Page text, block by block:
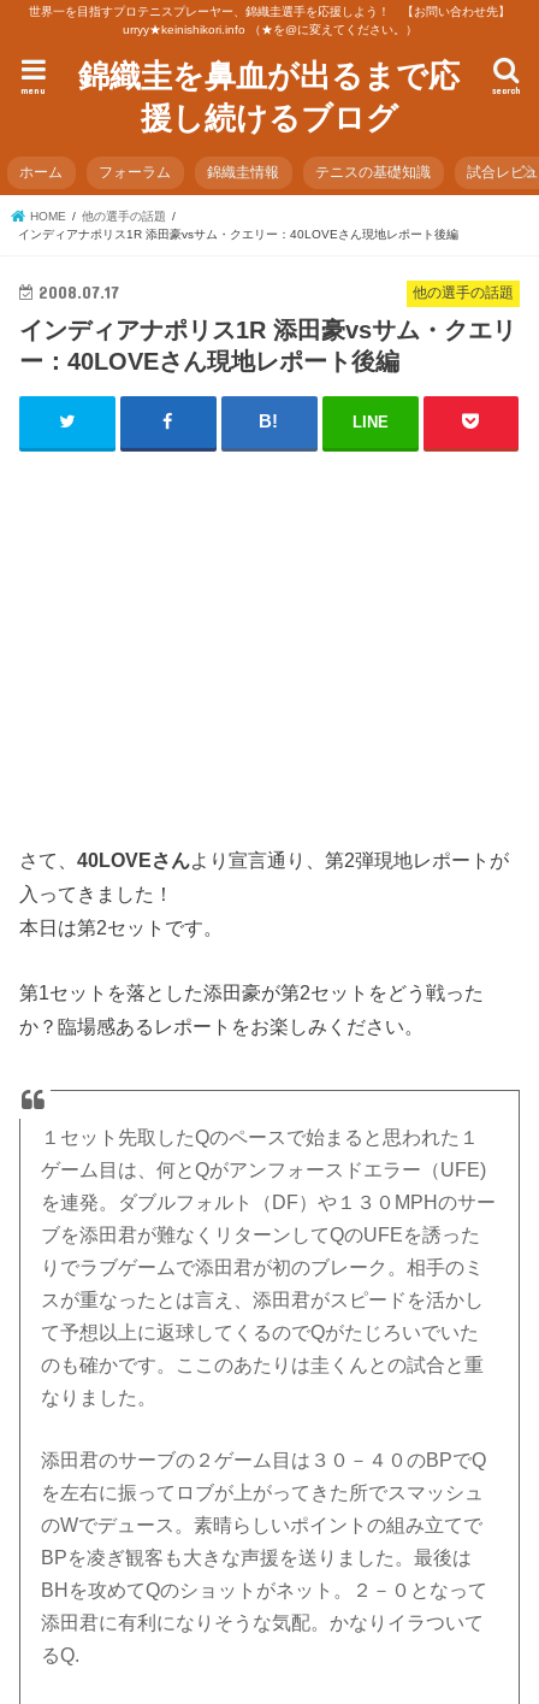
世界一を目指すプロテニスプレーヤー、錦織圭選手を応援しよう！ 【お問い合わせ先】
urryy★keinishikori.info （★を@に変えてください。）
錦織圭を鼻血が出るまで応
援し続けるブログ
search
menu
ホーム フォーラム 錦織圭情報 テニスの基礎知識 試合レビ
HOME
他の選手の話題
インディアナポリス1R 添田豪vsサム・クエリー：40LOVEさん現地レポート後編
他の選手の話題
2008.07.17
インディアナポリス1R 添田豪vsサム・クエリ
ー：40LOVEさん現地レポート後編
LINE
さて、40LOVEさんより宣言通り、第2弾現地レポートが
入ってきました！
本日は第2セットです。
第1セットを落とした添田豪が第2セットをどう戦った
か？臨場感あるレポートをお楽しみください。
１セット先取したQのペースで始まると思われた１
ゲーム目は、何とQがアンフォースドエラー（UFE)
を連発。ダブルフォルト（DF）や１３０MPHのサー
ブを添田君が難なくリターンしてQのUFEを誘った
りでラブゲームで添田君が初のブレーク。相手のミ
スが重なったとは言え、添田君がスピードを活かし
て予想以上に返球してくるのでQがたじろいでいた
のも確かです。ここのあたりは圭くんとの試合と重
なりました。
添田君のサーブの２ゲーム目は３０－４０のBPでQ
を左右に振ってロブが上がってきた所でスマッシュ
のWでデュース。素晴らしいポイントの組み立てで
BPを凌ぎ観客も大きな声援を送りました。最後は
BHを攻めてQのショットがネット。２－０となって
添田君に有利になりそうな気配。かなりイラついて
るQ.